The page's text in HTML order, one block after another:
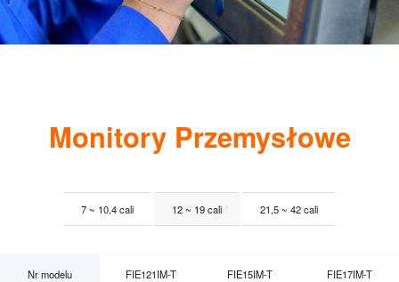
Monitory Przemysłowe
7 ~ 10,4 cali 12 ~ 19 cali 21,5 ~ 42 cali
Nr modelu FIE121IM-T FIE15IM-T FIE17IM-T